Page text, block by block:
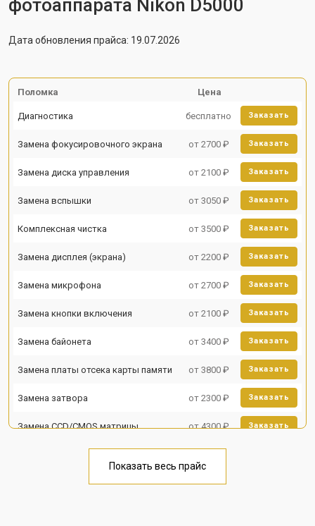
фотоаппарата Nikon D5000
Дата обновления прайса: 19.07.2026
Поломка Цена
Диагностика бесплатно Заказать
Замена фокусировочного экрана от 2700 ₽ Заказать
Замена диска управления от 2100 ₽ Заказать
Замена вспышки от 3050 ₽ Заказать
Комплексная чистка от 3500 ₽ Заказать
Замена дисплея (экрана) от 2200 ₽ Заказать
Замена микрофона от 2700 ₽ Заказать
Замена кнопки включения от 2100 ₽ Заказать
Замена байонета от 3400 ₽ Заказать
Замена платы отсека карты памяти от 3800 ₽ Заказать
Замена затвора от 2300 ₽ Заказать
Замена CCD/CMOS матрицы от 4300 ₽ Заказать
Чистка матрицы от 3100 ₽
Показать весь прайс